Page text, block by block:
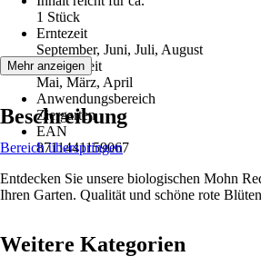
1 Stück
Erntezeit
September, Juni, Juli, August
Aussaatzeit
Mai, März, April
Anwendungsbereich
Ziergarten
EAN
8711441159067
Mehr anzeigen
Beschreibung
Bereich überspringen
Entdecken Sie unsere biologischen Mohn
Ihren Garten. Qualität und schöne rote
Weitere Kategorien